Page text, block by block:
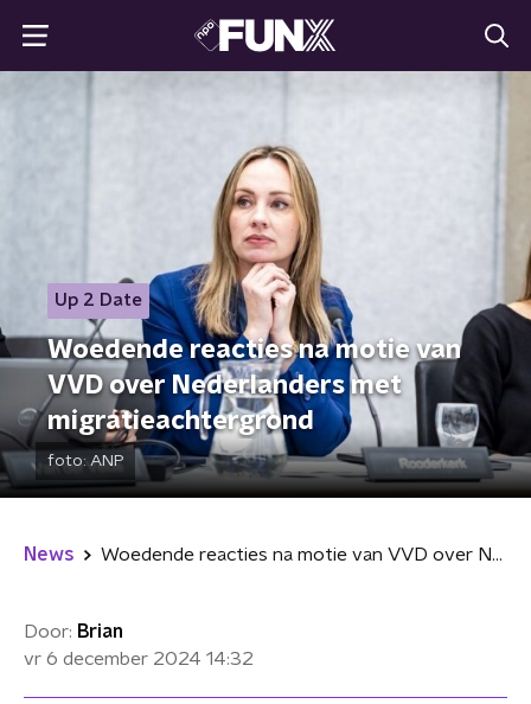
Up 2 Date
Woedende reacties na motie van
VVD over Nederlanders met
migratieachtergrond
foto: ANP
News Woedende reacties na motie van VVD over Nederlanders met migratieachtergrond
Door: Brian
vr 6 december 2024 14:32